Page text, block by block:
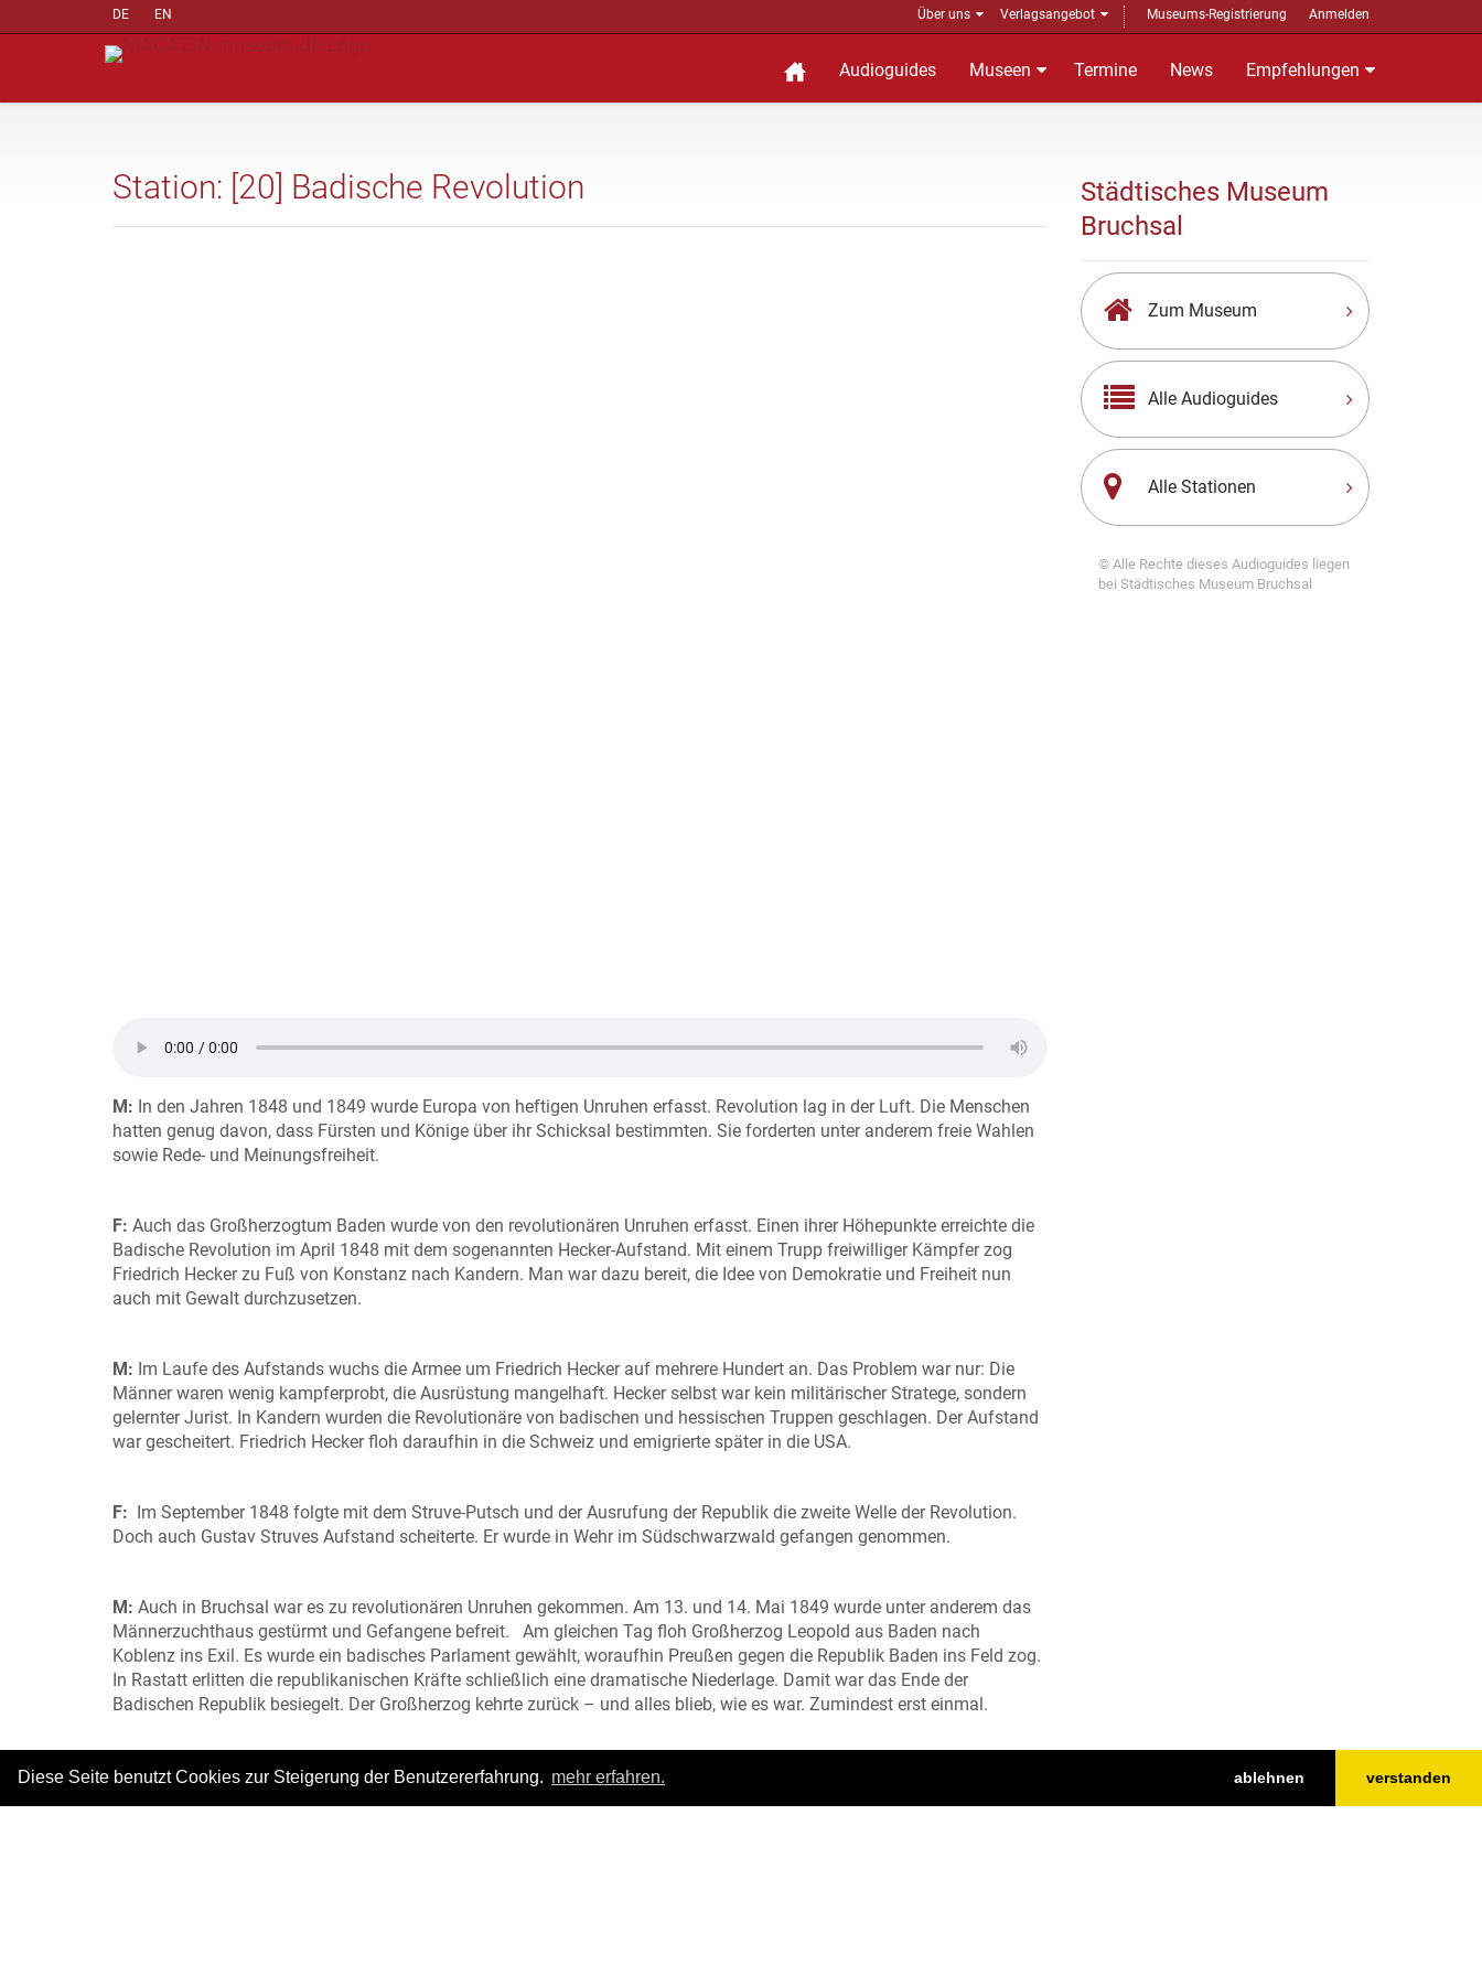
Diese Seite benutzt Cookies zur Steigerung der Benutzererfahrung. mehr erfahren. ablehnen verstanden
DE EN Über uns Verlagsangebot Museums-Registrierung Anmelden
Audioguides Museen Termine News Empfehlungen
Station: [20] Badische Revolution
M: In den Jahren 1848 und 1849 wurde Europa von heftigen Unruhen erfasst. Revolution lag in der Luft. Die Menschen
hatten genug davon, dass Fürsten und Könige über ihr Schicksal bestimmten. Sie forderten unter anderem freie Wahlen
sowie Rede- und Meinungsfreiheit.
F: Auch das Großherzogtum Baden wurde von den revolutionären Unruhen erfasst. Einen ihrer Höhepunkte erreichte die
Badische Revolution im April 1848 mit dem sogenannten Hecker-Aufstand. Mit einem Trupp freiwilliger Kämpfer zog
Friedrich Hecker zu Fuß von Konstanz nach Kandern. Man war dazu bereit, die Idee von Demokratie und Freiheit nun
auch mit Gewalt durchzusetzen.
M: Im Laufe des Aufstands wuchs die Armee um Friedrich Hecker auf mehrere Hundert an. Das Problem war nur: Die
Männer waren wenig kampferprobt, die Ausrüstung mangelhaft. Hecker selbst war kein militärischer Stratege, sondern
gelernter Jurist. In Kandern wurden die Revolutionäre von badischen und hessischen Truppen geschlagen. Der Aufstand
war gescheitert. Friedrich Hecker floh daraufhin in die Schweiz und emigrierte später in die USA.
F:
Im September 1848 folgte mit dem Struve-Putsch und der Ausrufung der Republik die zweite Welle der Revolution.
Doch auch Gustav Struves Aufstand scheiterte. Er wurde in Wehr im Südschwarzwald gefangen genommen.
M: Auch in Bruchsal war es zu revolutionären Unruhen gekommen. Am 13. und 14. Mai 1849 wurde unter anderem das
Männerzuchthaus gestürmt und Gefangene befreit. Am gleichen Tag floh Großherzog Leopold aus Baden nach
Koblenz ins Exil. Es wurde ein badisches Parlament gewählt, woraufhin Preußen gegen die Republik Baden ins Feld zog.
In Rastatt erlitten die republikanischen Kräfte schließlich eine dramatische Niederlage. Damit war das Ende der
Badischen Republik besiegelt. Der Großherzog kehrte zurück – und alles blieb, wie es war. Zumindest erst einmal.
Dialekt:So, das war`s. Alla, tschüssle.
Städtisches Museum
Bruchsal
Zum Museum
Alle Audioguides
Alle Stationen
© Alle Rechte dieses Audioguides liegen
bei Städtisches Museum Bruchsal